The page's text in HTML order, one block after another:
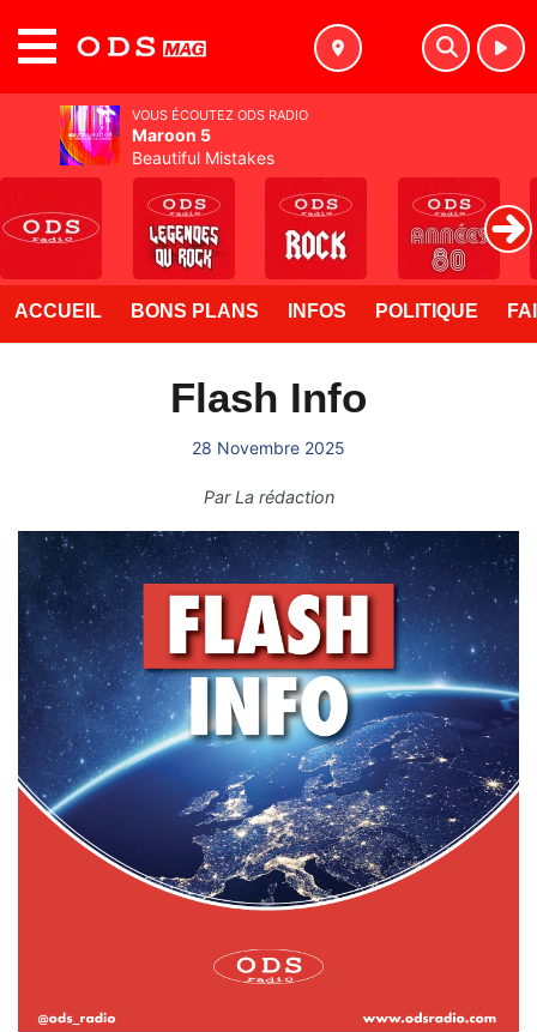
ACCUEIL BONS PLANS INFOS POLITIQUE
Flash Info
28 Novembre 2025
ParLa rédaction
VOUS ÉCOUTEZ ODS RADIO
Maroon 5
Beautiful Mistakes